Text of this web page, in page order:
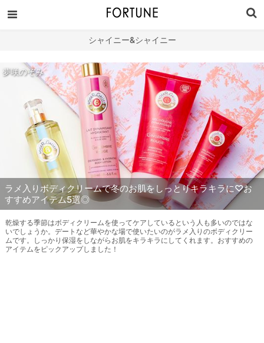
シャイニー&シャイニー
夢咲のぞみ
ラメ入りボディクリームで冬のお肌をしっとりキラキラに♡お
すすめアイテム5選◎
乾燥する季節はボディクリームを使ってケアしているという人も多いのではな
いでしょうか。デートなど華やかな場で使いたいのがラメ入りのボディクリー
ムです。しっかり保湿をしながらお肌をキラキラにしてくれます。おすすめの
アイテムをピックアップしました！